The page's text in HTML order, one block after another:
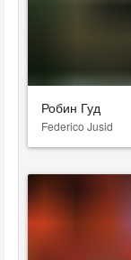
Робин Гуд
Federico Jusid